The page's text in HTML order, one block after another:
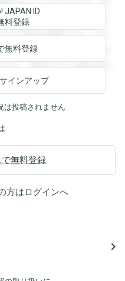
ます。登録すると回答を
と回答を閲覧することが
ることができます。登録
す。登録すると回答を閲
JAPAN ID
料登録
無料登録
インアップ
は投稿されません
無料登録
方はログインへ
navigate_next